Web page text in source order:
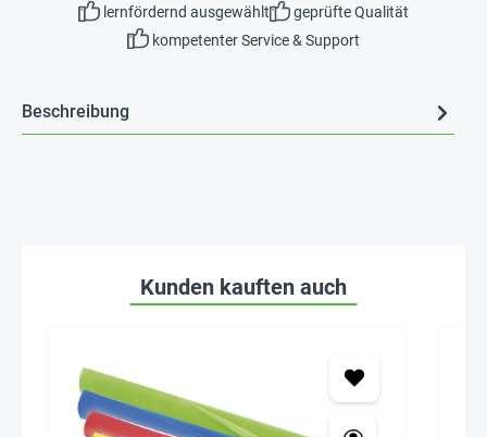
lernfördernd ausgewählt
geprüfte Qualität
kompetenter Service & Support
Beschreibung
Kunden kauften auch